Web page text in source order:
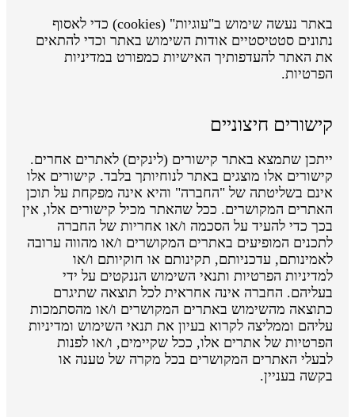
באתר נעשה שימוש ב"עוגיות" (cookies) כדי לאסוף
נתונים סטטיסטיים אודות השימוש באתר וכדי להתאים
את האתר להעדפותיך האישיות כמפורט במדיניות
הפרטיות.
קישורים חיצוניים
ייתכן שתמצא באתר קישורים (לינקים) לאתרים אחרים.
קישורים אלו מוצגים באתר לנוחיותך בלבד. קישורים אלו
אינם בשליטתה של "החברה" והיא אינה מפקחת על תוכן
האתרים המקושרים. ככל שהאתר מכיל קישורים אלו, אין
בכך כדי להעיד על הסכמה ו/או אחריות של החברה
לתכנים המופיעים באתרים המקושרים ו/או מהווה ערובה
לאמינותם, עדכניותם, תקינותם או חוקיותם ו/או
למדיניות הפרטיות ותנאי השימוש הננקטים על ידי
בעליהם. החברה אינה אחראית לכל תוצאה שתיגרם
כתוצאה מהשימוש באתרים המקושרים ו/או מהסתמכות
עליהם וממליצה לקרוא בעיון את תנאי השימוש ומדיניות
הפרטיות של אתרים אלו, ככל שקיימים, ו/או לפנות
לבעלי האתרים המקושרים בכל מקרה של טענה או
בקשה בעניין.